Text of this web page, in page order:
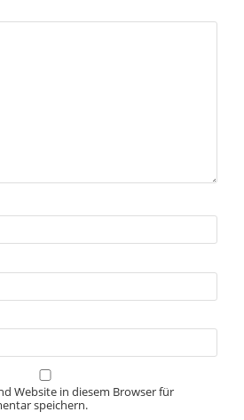
Website in diesem Browser für
speichern.